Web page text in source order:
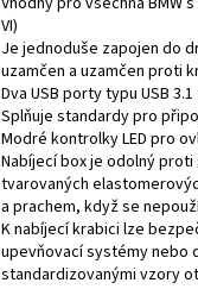
VI)
Je jednoduše zapojen do
uzamčen a uzamčen proti
Dva USB porty typu USB
Splňuje standardy pro
Modré kontrolky LED pro
Nabíjecí box je odolný
tvarovaných
a prachem, když se
K nabíjecí krabici lze
upevňovací systémy nebo
standardizovanými vzory